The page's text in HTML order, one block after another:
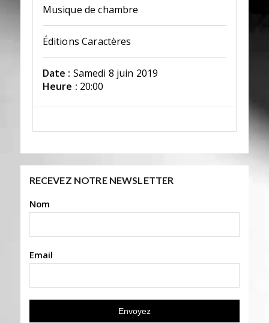
Musique de chambre
Éditions Caractères
Date : Samedi 8 juin 2019
Heure : 20:00
RECEVEZ NOTRE NEWSLETTER
Nom
Email